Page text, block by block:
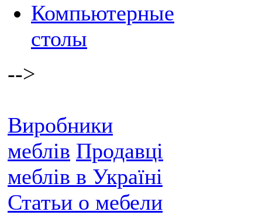
Компьютерные
столы
-->
Виробники
меблів Продавці
меблів в Україні
Статьи о мебели